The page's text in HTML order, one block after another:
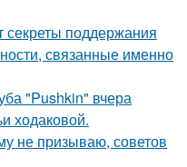
поддержания
связанные именно
"Pushkin" вчера
ходаковой.
не призываю, советов